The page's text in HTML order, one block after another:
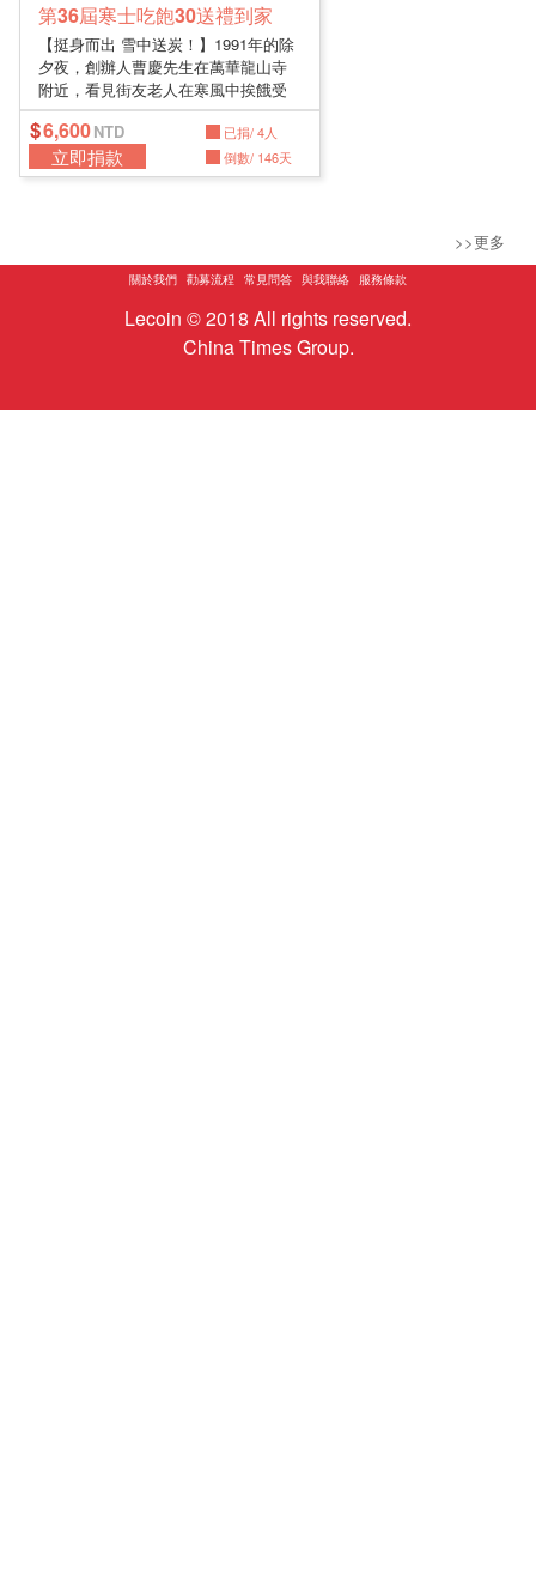
第36屆寒士吃飽30送禮到家
【挺身而出 雪中送炭！】1991年的除
夕夜，創辦人曹慶先生在萬華龍山寺
附近，看見街友老人在寒風中挨餓受
凍...
6,600 已捐/ 4人
立即捐款 倒數/ 146天
>>更多
關於我們 勸募流程 常見問答 與我聯絡 服務條款
Lecoin © 2018 All rights reserved.
China Times Group.